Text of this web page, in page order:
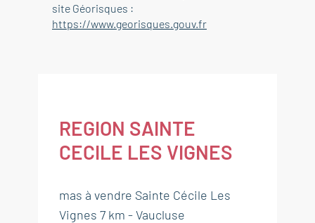
site Géorisques :
https://www.georisques.gouv.fr
REGION SAINTE
CECILE LES VIGNES
mas à vendre Sainte Cécile Les
Vignes 7 km - Vaucluse